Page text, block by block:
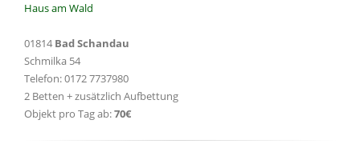
Haus am Wald
01814 Bad Schandau
Schmilka 54
Telefon: 0172 7737980
2 Betten + zusätzlich Aufbettung
Objekt pro Tag ab:70€